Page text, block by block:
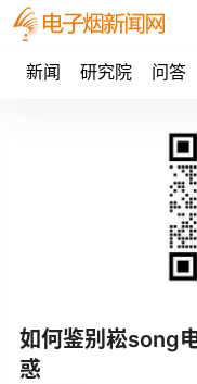
新闻 研究院 问答
如何鉴别崧song
惑